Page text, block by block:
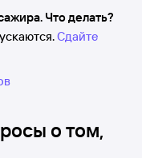
Что делать?
Сдайте
о том,